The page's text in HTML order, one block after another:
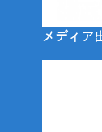
メディア